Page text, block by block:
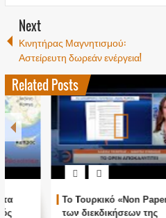
Next
Κινητήρας Μαγνητισμού:
Αστείρευτη δωρεάν ενέργεια!
Related Posts
Ιωάννης Μάζης: Περιμένω
πολεμική ενέργεια σε